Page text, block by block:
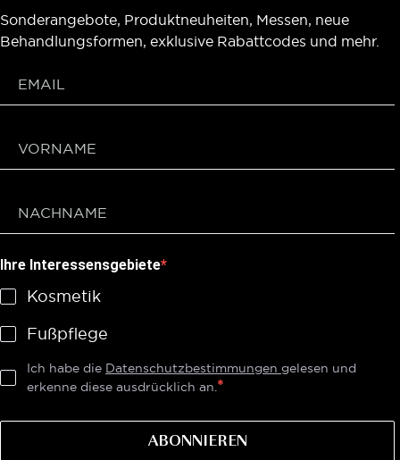
Sonderangebote, Produktneuheiten, Messen, neue
Behandlungsformen, exklusive Rabattcodes und mehr.
Ihre Interessensgebiete
Kosmetik
Fußpflege
Ich habe die Datenschutzbestimmungen gelesen und
erkenne diese ausdrücklich an.
ABONNIEREN